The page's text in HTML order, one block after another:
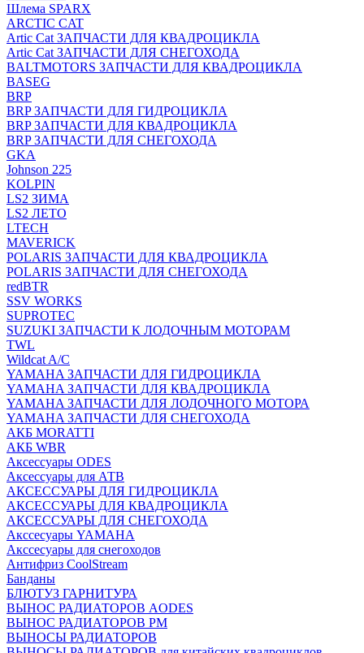
Шлема SPARX
ARCTIC CAT
Artic Cat ЗАПЧАСТИ ДЛЯ КВАДРОЦИКЛА
Artic Cat ЗАПЧАСТИ ДЛЯ СНЕГОХОДА
BALTMOTORS ЗАПЧАСТИ ДЛЯ КВАДРОЦИКЛА
BASEG
BRP
BRP ЗАПЧАСТИ ДЛЯ ГИДРОЦИКЛА
BRP ЗАПЧАСТИ ДЛЯ КВАДРОЦИКЛА
BRP ЗАПЧАСТИ ДЛЯ СНЕГОХОДА
GKA
Johnson 225
KOLPIN
LS2 ЗИМА
LS2 ЛЕТО
LTECH
MAVERICK
POLARIS ЗАПЧАСТИ ДЛЯ КВАДРОЦИКЛА
POLARIS ЗАПЧАСТИ ДЛЯ СНЕГОХОДА
redBTR
SSV WORKS
SUPROTEC
SUZUKI ЗАПЧАСТИ К ЛОДОЧНЫМ МОТОРАМ
TWL
Wildcat A/C
YAMAHA ЗАПЧАСТИ ДЛЯ ГИДРОЦИКЛА
YAMAHA ЗАПЧАСТИ ДЛЯ КВАДРОЦИКЛА
YAMAHA ЗАПЧАСТИ ДЛЯ ЛОДОЧНОГО МОТОРА
YAMAHA ЗАПЧАСТИ ДЛЯ СНЕГОХОДА
АКБ MORATTI
АКБ WBR
Аксессуары ODES
Аксессуары для АТВ
АКСЕССУАРЫ ДЛЯ ГИДРОЦИКЛА
АКСЕССУАРЫ ДЛЯ КВАДРОЦИКЛА
АКСЕССУАРЫ ДЛЯ СНЕГОХОДА
Акссесуары YAMAHA
Акссесуары для снегоходов
Антифриз CoolStream
Банданы
БЛЮТУЗ ГАРНИТУРА
ВЫНОС РАДИАТОРОВ AODES
ВЫНОС РАДИАТОРОВ РМ
ВЫНОСЫ РАДИАТОРОВ